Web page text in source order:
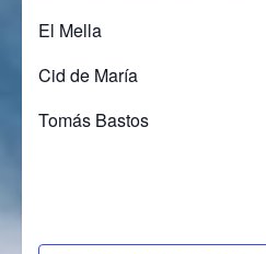
El Mella
Cid de María
Tomás Bastos